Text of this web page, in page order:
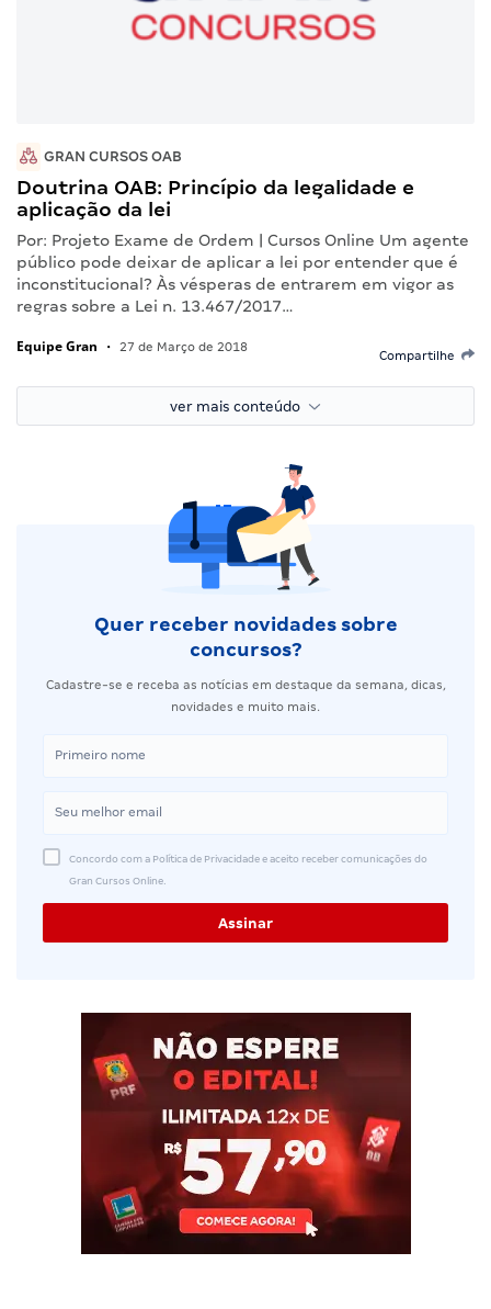
GRAN CURSOS OAB
Doutrina OAB: Princípio da legalidade e
aplicação da lei
Por: Projeto Exame de Ordem | Cursos Online Um agente
público pode deixar de aplicar a lei por entender que é
inconstitucional? Às vésperas de entrarem em vigor as
regras sobre a Lei n. 13.467/2017…
Equipe Gran • 27 de Março de 2018
Compartilhe
ver mais conteúdo
Quer receber novidades sobre
concursos?
Cadastre-se e receba as notícias em destaque da semana, dicas,
novidades e muito mais.
Concordo com a Política de Privacidade e aceito receber comunicações do
Gran Cursos Online.